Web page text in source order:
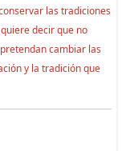
las tradiciones
decir que no
cambiar las
y la tradición que